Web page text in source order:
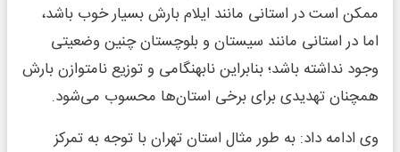
ممکن است در استانی مانند ایلام بارش بسیار خوب باشد،
اما در استانی مانند سیستان و بلوچستان چنین وضعیتی
وجود نداشته باشد؛ بنابراین نابهنگامی و توزیع نامتوازن بارش
همچنان تهدیدی برای برخی استان‌ها محسوب می‌شود.
وی ادامه داد: به طور مثال استان تهران با توجه به تمرکز